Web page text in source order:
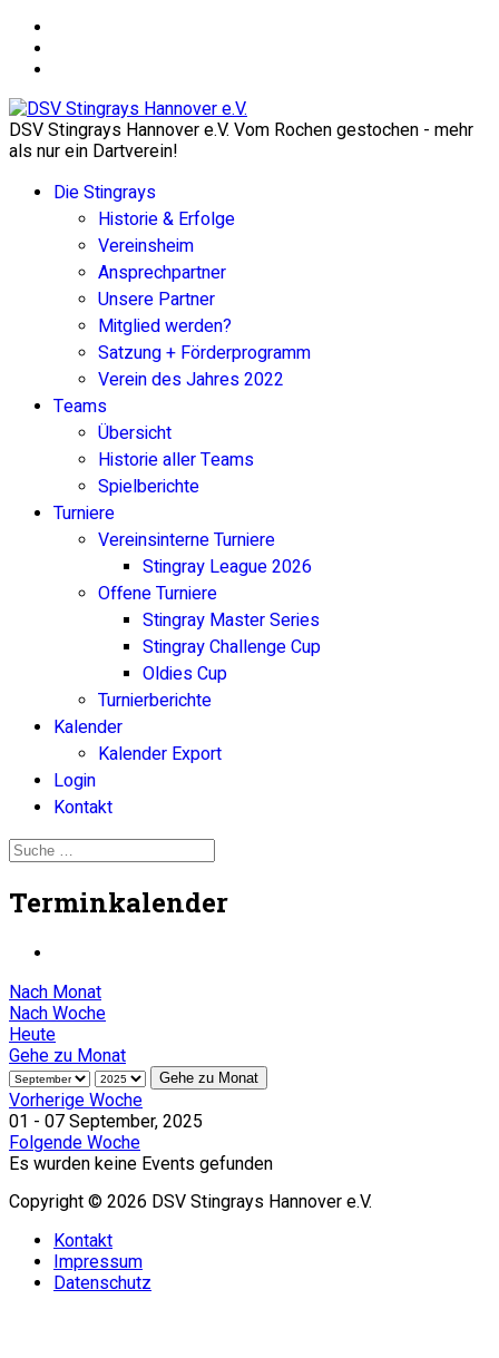
DSV Stingrays Hannover e.V. Vom Rochen gestochen - mehr
als nur ein Dartverein!
Die Stingrays
Historie & Erfolge
Vereinsheim
Ansprechpartner
Unsere Partner
Mitglied werden?
Satzung + Förderprogramm
Verein des Jahres 2022
Teams
Übersicht
Historie aller Teams
Spielberichte
Turniere
Vereinsinterne Turniere
Stingray League 2026
Offene Turniere
Stingray Master Series
Stingray Challenge Cup
Oldies Cup
Turnierberichte
Kalender
Kalender Export
Login
Kontakt
Terminkalender
Nach Monat
Nach Woche
Heute
Gehe zu Monat
Gehe zu Monat
Vorherige Woche
01 - 07 September, 2025
Folgende Woche
Es wurden keine Events gefunden
Copyright © 2026 DSV Stingrays Hannover e.V.
Kontakt
Impressum
Datenschutz